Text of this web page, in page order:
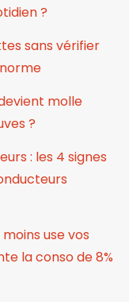
?
sans vérifier
molle
?
: les 4 signes
use vos
la conso de 8%